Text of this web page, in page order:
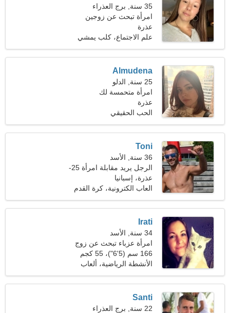
35 سنة, برج العذراء
امرأة تبحث عن زوجين
عذرة
علم الاجتماع، كلب يمشي
Almudena
25 سنة, الدلو
امرأة متحمسة لك
عذرة
الحب الحقيقي
Toni
36 سنة, الأسد
الرجل يريد مقابلة امرأة 25-
33
عذرة، إسبانيا
العاب الكترونية، كرة القدم
الامريكية
Irati
34 سنة, الأسد
امرأة عزباء تبحث عن زوج
35-42
166 سم (5'6")، 55 كجم
(121 رطلا)
الأنشطة الرياضية، ألعاب
القوى
Santi
22 سنة, برج العذراء